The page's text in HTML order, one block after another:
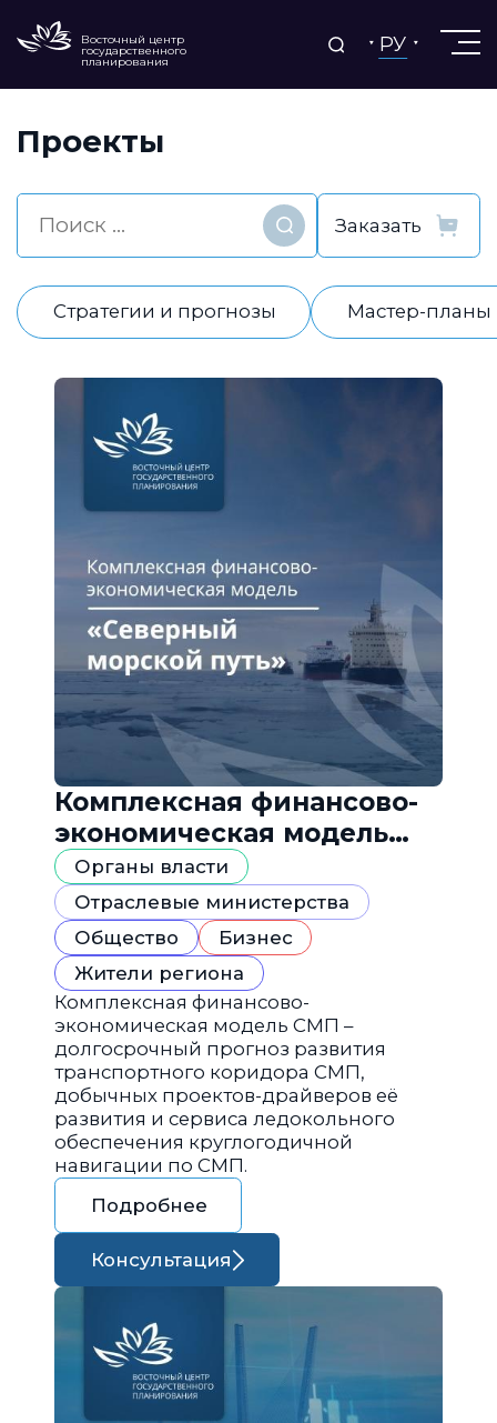
Восточный центр
государственного
планирования
РУ
Проекты
Найти
Стратегии и прогнозы Мастер-планы
Комплексная финансово-
экономическая модель
«Северный морской путь»
Органы власти
Отраслевые министерства
Общество
Бизнес
Жители региона
Комплексная финансово-
экономическая модель СМП –
долгосрочный прогноз развития
транспортного коридора СМП,
добычных проектов-драйверов её
развития и сервиса ледокольного
обеспечения круглогодичной
навигации по СМП.
Подробнее
Консультация